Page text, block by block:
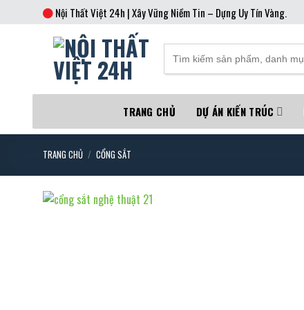
to
Nội Thất Việt 24h | Xây Vững Niềm Tin – Dựng Uy Tín Vàng.
TRANG CHỦ DỰ ÁN KIẾN TRÚC
TRANG CHỦ / CỔNG SẮT